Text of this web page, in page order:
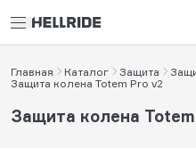
Главная Каталог Защита
Защита колена Totem Pro v2
Защита колена